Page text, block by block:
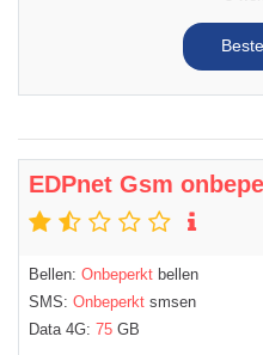
EDPnet Gsm
Bellen: Onbeperkt bellen
SMS: Onbeperkt smsen
Data 4G: 75 GB